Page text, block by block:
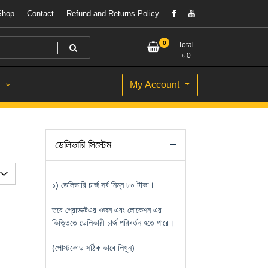
Contact Refund and Returns Policy
0
Total
৳ 0
My Account
ডেলিভারি সিস্টেম
১) ডেলিভারি চার্জ সর্ব নিম্ন ৮০ টাকা।
তবে প্রোডাক্টএর ওজন এবং লোকেশন এর
ভিত্তিতে ডেলিভারী চার্জ পরিবর্তন হতে পারে।
(পোস্টকোড সঠিক ভাবে লিখুন)